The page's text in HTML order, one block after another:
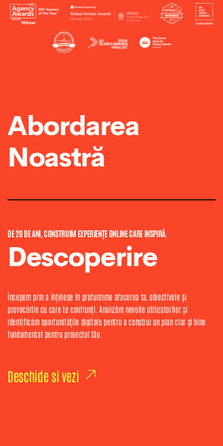
Abordarea
Noastră
DE 20 DE ANI, CONSTRUIM EXPERIENȚE ONLINE CARE INSPIRĂ.
Descoperire
Începem prin a înțelege în profunzime afacerea ta, obiectivele și
provocările cu care te confrunți. Analizăm nevoile utilizatorilor și
identificăm oportunitățile digitale pentru a construi un plan clar și bine
fundamentat pentru proiectul tău.
Deschide si vezi